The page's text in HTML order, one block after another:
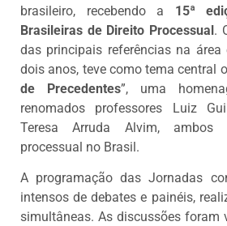
brasileiro, recebendo a 15ª
Brasileiras de Direito Processual.
das principais referências na área
dois anos, teve como tema central
de Precedentes”, uma
renomados professores Luiz
Teresa Arruda Alvim,
processual no Brasil.
A programação das Jornadas
intensos de debates e painéis,
simultâneas. As discussões foram